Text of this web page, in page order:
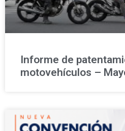
Informe de
motovehículos –